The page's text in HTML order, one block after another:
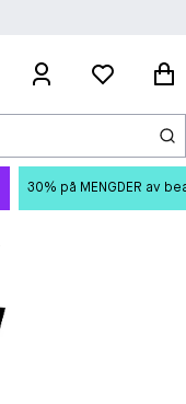
30% på MENGDER av